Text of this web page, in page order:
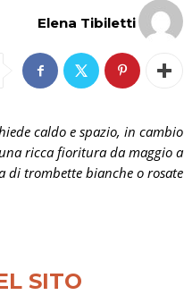
Elena Tibiletti
caldo e spazio, in cambio
ricca fioritura da maggio a
di trombette bianche o rosate
SITO